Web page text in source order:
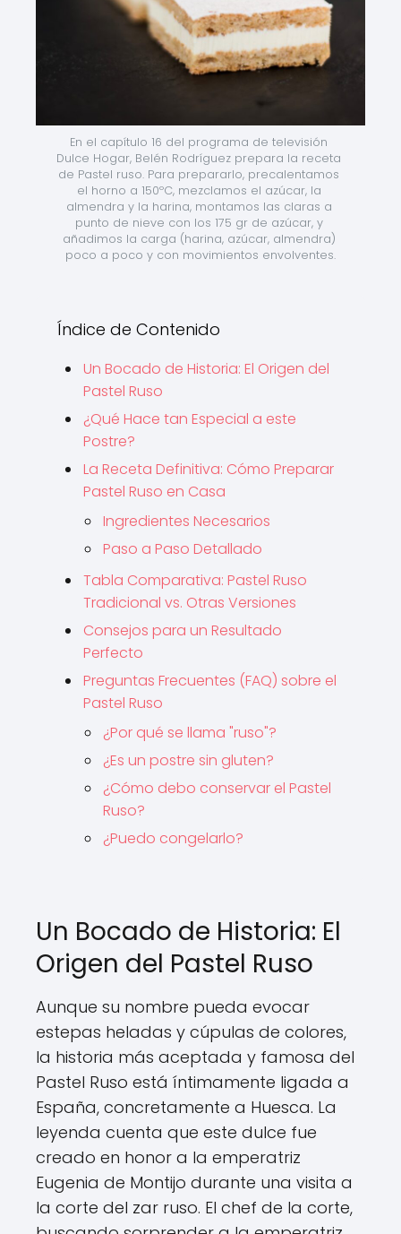
En el capítulo 16 del programa de televisión
Dulce Hogar, Belén Rodríguez prepara la receta
de Pastel ruso. Para prepararlo, precalentamos
el horno a 150ºC, mezclamos el azúcar, la
almendra y la harina, montamos las claras a
punto de nieve con los 175 gr de azúcar, y
añadimos la carga (harina, azúcar, almendra)
poco a poco y con movimientos envolventes.
Índice de Contenido
Un Bocado de Historia: El Origen del
Pastel Ruso
¿Qué Hace tan Especial a este
Postre?
La Receta Definitiva: Cómo Preparar
Pastel Ruso en Casa
Ingredientes Necesarios
Paso a Paso Detallado
Tabla Comparativa: Pastel Ruso
Tradicional vs. Otras Versiones
Consejos para un Resultado
Perfecto
Preguntas Frecuentes (FAQ) sobre el
Pastel Ruso
¿Por qué se llama "ruso"?
¿Es un postre sin gluten?
¿Cómo debo conservar el Pastel
Ruso?
¿Puedo congelarlo?
Un Bocado de Historia: El
Origen del Pastel Ruso
Aunque su nombre pueda evocar
estepas heladas y cúpulas de colores,
la historia más aceptada y famosa del
Pastel Ruso está íntimamente ligada a
España, concretamente a Huesca. La
leyenda cuenta que este dulce fue
creado en honor a la emperatriz
Eugenia de Montijo durante una visita a
la corte del zar ruso. El chef de la corte,